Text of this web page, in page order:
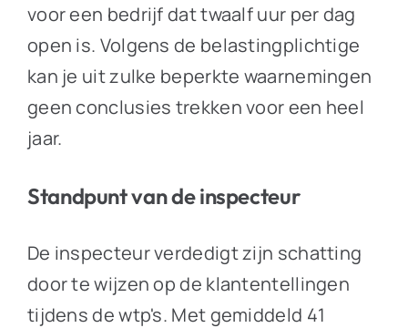
voor een bedrijf dat twaalf uur per dag
open is. Volgens de belastingplichtige
kan je uit zulke beperkte waarnemingen
geen conclusies trekken voor een heel
jaar.
Standpunt van de inspecteur
De inspecteur verdedigt zijn schatting
door te wijzen op de klantentellingen
tijdens de wtp's. Met gemiddeld 41